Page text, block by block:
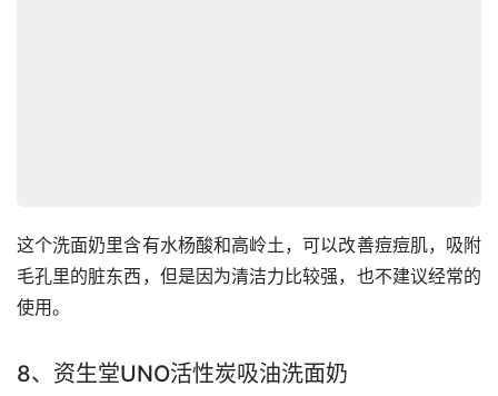
这个洗面奶里含有水杨酸和高岭土，可以改善痘痘肌，吸附
毛孔里的脏东西，但是因为清洁力比较强，也不建议经常的
使用。
8、资生堂UNO活性炭吸油洗面奶